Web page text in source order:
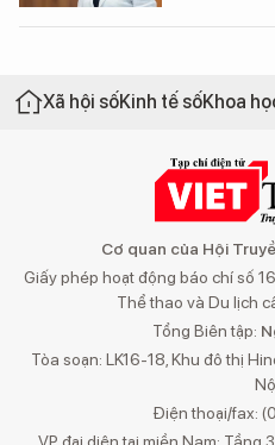
Xã hội sốKinh tế sốKhoa
Cơ quan của Hội
Giấy phép hoạt động báo chí số
Thể thao và Du lịch
Tổng Biên tập:
Tòa soạn: LK16-18, Khu đô thị
Điện thoại/fax:
VP đại diện tại miền Nam: Tầng